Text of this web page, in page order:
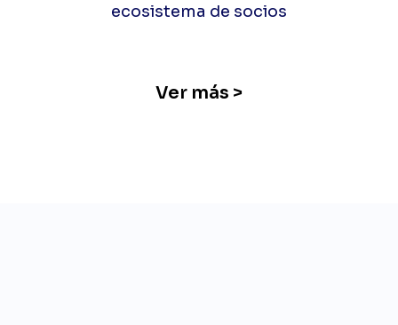
ecosistema de socios
Ver más >